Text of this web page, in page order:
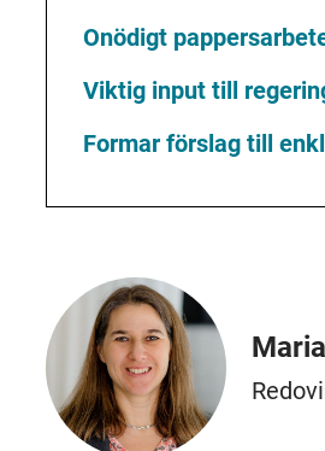
Onödigt
Viktig input till
Formar förslag till